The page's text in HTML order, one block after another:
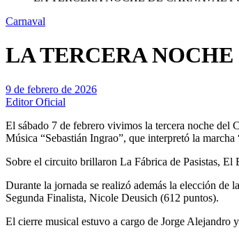
Carnaval
LA TERCERA
9 de febrero de 2026
Editor Oficial
El sábado 7 de febrero vivimos la tercera noche del
Música “Sebastián Ingrao”, que interpretó la
Sobre el circuito brillaron La Fábrica de Pasistas, El
Durante la jornada se realizó además la elección
Segunda Finalista, Nicole Deusich (612 puntos).
El cierre musical estuvo a cargo de Jorge Alejandro